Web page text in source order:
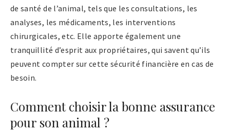
de santé de l’animal, tels que les consultations, les
analyses, les médicaments, les interventions
chirurgicales, etc. Elle apporte également une
tranquillité d’esprit aux propriétaires, qui savent qu’ils
peuvent compter sur cette sécurité financière en cas de
besoin.
Comment choisir la bonne assurance
pour son animal ?